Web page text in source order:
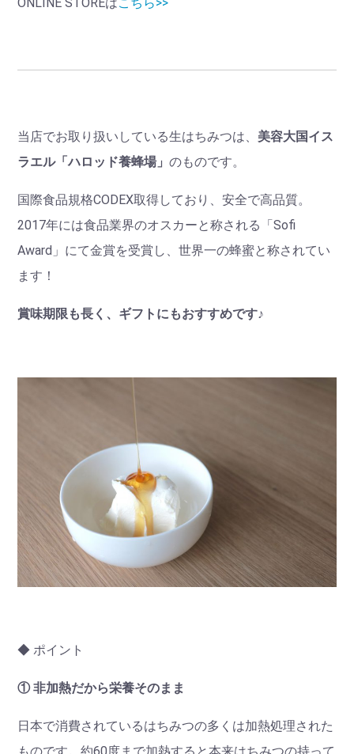
当店でお取り扱いしている生はちみつは、 美容大国イス
ラエル「ハロッド養蜂場」のものです。
国際食品規格CODEX取得しており、安全で高品質。
2017年には食品業界のオスカーと称される「Sofi
Award」にて金賞を受賞し、世界一の蜂蜜と称されてい
ます！
賞味期限も長く、ギフトにもおすすめです♪
◆ ポイント
① 非加熱だから栄養そのまま
日本で消費されているはちみつの多くは加熱処理された